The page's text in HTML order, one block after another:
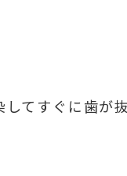
てすぐに歯が